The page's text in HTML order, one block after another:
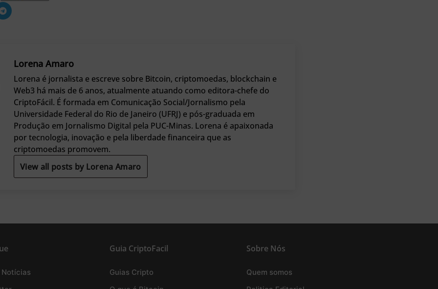
Lorena Amaro
Lorena é jornalista e escreve sobre Bitcoin, criptomoedas, blockchain e
Web3 há mais de 6 anos, atualmente atuando como editora-chefe do
CriptoFácil. É formada em Comunicação Social/Jornalismo pela
Universidade Federal do Rio de Janeiro (UFRJ) e pós-graduada em
Produção em Jornalismo Digital pela PUC-Minas. Lorena é apaixonada
por tecnologia, inovação e pela liberdade financeira que as
criptomoedas promovem.
View all posts by Lorena Amaro
Guia CriptoFacil
Guias Cripto
Sobre Nós
Quem somos